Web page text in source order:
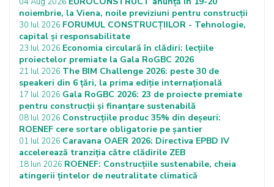
noiembrie, la Viena, noile previziuni pentru construcții
30 Iul 2026 FORUMUL CONSTRUCȚIILOR - Tehnologie,
capital și responsabilitate
23 Iul 2026 Economia circulară în clădiri: lecțiile
proiectelor premiate la Gala RoGBC 2026
21 Iul 2026 The BIM Challenge 2026: peste 30 de
speakeri din 6 țări, la prima ediție internațională
17 Iul 2026 Gala RoGBC 2026: 23 de proiecte premiate
pentru construcții și finanțare sustenabilă
08 Iul 2026 Construcțiile produc 35% din deșeuri:
ROENEF cere sortare obligatorie pe șantier
01 Iul 2026 Caravana OAER 2026: Directiva EPBD IV
accelerează tranziția către clădirile ZEB
18 Iun 2026 ROENEF: Construcțiile sustenabile, cheia
atingerii țintelor de neutralitate climatică